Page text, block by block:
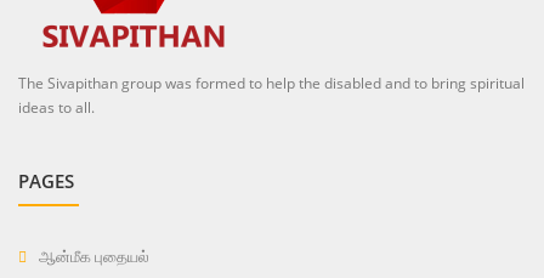
The Sivapithan group was formed to help the disabled and to bring spiritual
ideas to all.
PAGES
ஆன்மீக புதையல்